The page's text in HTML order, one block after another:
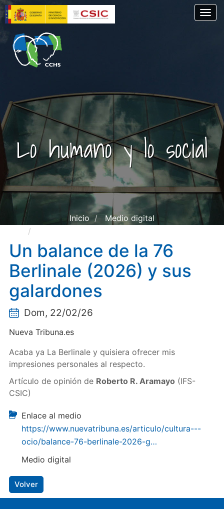
Pasar
al
contenido
principal
Lo humano y lo social
Inicio
Medio digital
galardones
Un balance de la 76
Berlinale (2026) y sus
galardones
Dom, 22/02/26
Nueva Tribuna.es
Acaba ya La Berlinale y quisiera ofrecer mis
impresiones personales al respecto.
Artículo de opinión de Roberto R. Aramayo (IFS-
CSIC)
Enlace al medio
https://www.nuevatribuna.es/articulo/cultura---
ocio/balance-76-berlinale-2026-g…
Medio digital
Volver